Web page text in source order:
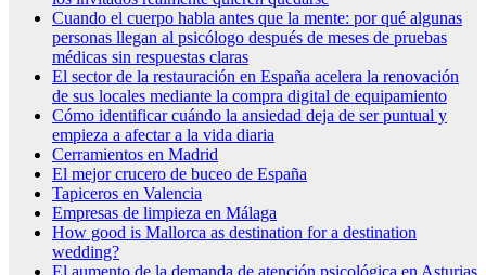
Cuando el cuerpo habla antes que la mente: por qué algunas
personas llegan al psicólogo después de meses de pruebas
médicas sin respuestas claras
El sector de la restauración en España acelera la renovación
de sus locales mediante la compra digital de equipamiento
Cómo identificar cuándo la ansiedad deja de ser puntual y
empieza a afectar a la vida diaria
Cerramientos en Madrid
El mejor crucero de buceo de España
Tapiceros en Valencia
Empresas de limpieza en Málaga
How good is Mallorca as destination for a destination
wedding?